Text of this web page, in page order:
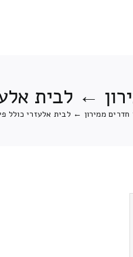
← לבית
ממירון ← לבית אלעזרי כולל